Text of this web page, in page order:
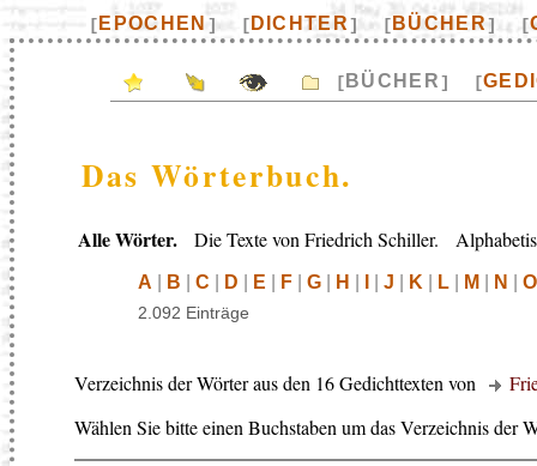
[ EPOCHEN ] [ DICHTER] [ BÜCHER] [
[ BÜCHER] [
Das Wörterbuch.
Alle Wörter. Die Texte von Friedrich Schiller.
A B C D E F G H J K L M N O
2.092 Einträge
Verzeichnis der Wörter aus den 16 Gedichttexten von
Wählen Sie bitte einen Buchstaben um das Verzeichnis der